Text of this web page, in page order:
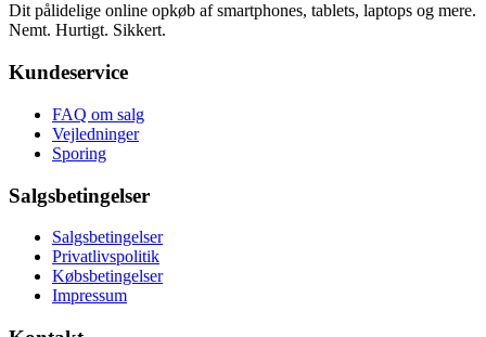
Dit pålidelige online opkøb af smartphones, tablets, laptops og mere.
Nemt. Hurtigt. Sikkert.
Kundeservice
FAQ om salg
Vejledninger
Sporing
Salgsbetingelser
Salgsbetingelser
Privatlivspolitik
Købsbetingelser
Impressum